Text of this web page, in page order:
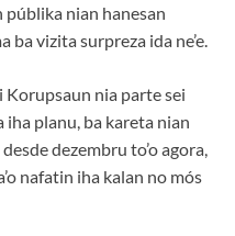
nian hanesan
ba vizita surpreza ida ne’e.
nia parte sei
iha planu, ba kareta nian
dezembru to’o agora,
nafatin iha kalan no mós